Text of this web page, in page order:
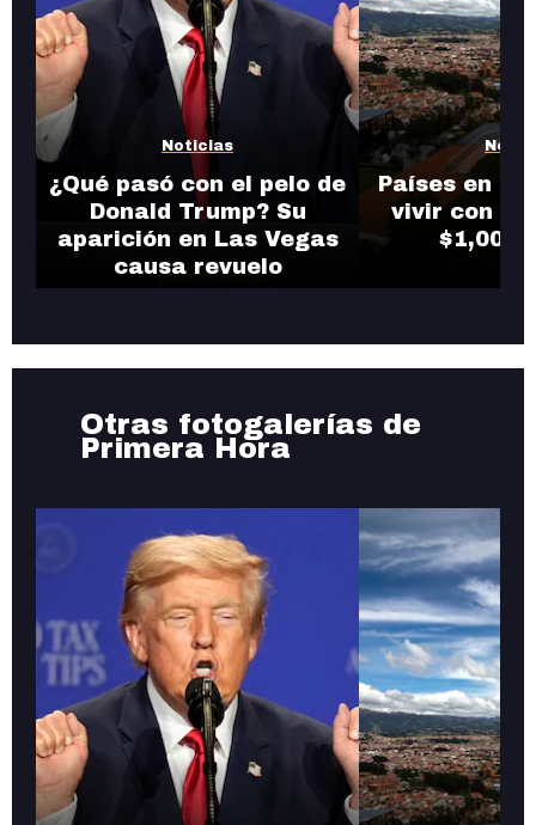
Noticias
¿Qué pasó con el pelo de
Donald Trump? Su
aparición en Las Vegas
causa revuelo
Países en
vivir con
$1,000
Otras fotogalerías de
Primera Hora